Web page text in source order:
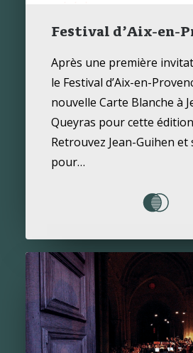
Festival d’Aix-en-
Après une première
le Festival d’Aix-en-
nouvelle Carte Blanche à
Queyras pour cette
Retrouvez Jean-Guihen et
pour…